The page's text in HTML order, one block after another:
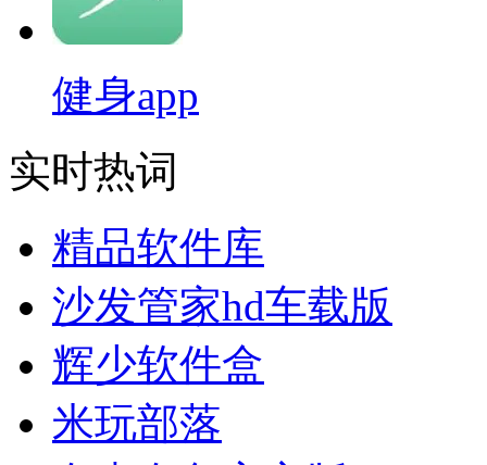
健身app
实时热词
精品软件库
沙发管家hd车载版
辉少软件盒
米玩部落